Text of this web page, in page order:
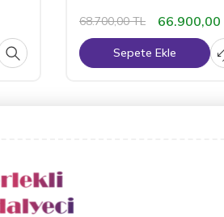
68.700,00TL 66.900,00
Sepete Ekle